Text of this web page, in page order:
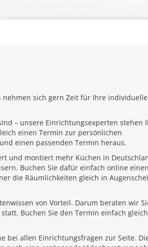
sich gern Zeit für Ihre
– unsere Einrichtungsexperten stehen
einen Termin zur persönlichen
einen passenden Termin heraus.
und montiert mehr Küchen in
Buchen Sie dafür einfach online
die Räumlichkeiten gleich in
von Vorteil. Darum beraten wir
Buchen Sie den Termin einfach
bei allen Einrichtungsfragen zur Seite.